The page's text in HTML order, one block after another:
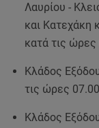
Λαυρίου -
και Κατεχάκη
κατά τις ώρες
Κλάδος
τις ώρες
Κλάδος